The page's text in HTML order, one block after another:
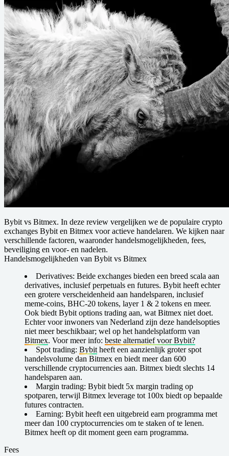
B ybit vs Bitmex. In deze review vergelijken we de populaire crypto
exchanges Bybit en Bitmex voor actieve handelaren. We kijken naar
verschillende factoren, waaronder handelsmogelijkheden, fees,
beveiliging en voor- en nadelen.
Handelsmogelijkheden van Bybit vs Bitmex
Derivatives: Beide exchanges bieden een breed scala aan
derivatives, inclusief perpetuals en futures. Bybit heeft echter
een grotere verscheidenheid aan handelsparen, inclusief
meme-coins, BHC-20 tokens, layer 1 & 2 tokens en meer.
Ook biedt Bybit options trading aan, wat Bitmex niet doet.
Echter voor inwoners van Nederland zijn deze handelsopties
niet meer beschikbaar; wel op het handelsplatform van
Bitmex. Voor meer info: beste alternatief voor Bybit?
Spot trading: Bybit heeft een aanzienlijk groter spot
handelsvolume dan Bitmex en biedt meer dan 600
verschillende cryptocurrencies aan. Bitmex biedt slechts 14
handelsparen aan.
Margin trading: Bybit biedt 5x margin trading op
spotparen, terwijl Bitmex leverage tot 100x biedt op bepaalde
futures contracten.
Earning: Bybit heeft een uitgebreid earn programma met
meer dan 100 cryptocurrencies om te staken of te lenen.
Bitmex heeft op dit moment geen earn programma.
Fees